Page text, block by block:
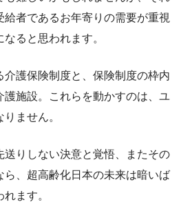
者であるお年寄りの需要が重視
ると思われます。
護保険制度と、保険制度の枠内
護施設。これらを動かすのは、ユ
ません。
送りしない決意と覚悟、またその
ら、超高齢化日本の未来は暗いば
ます。